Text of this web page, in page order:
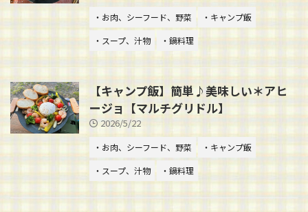
・お肉、シーフード、野菜
・キャンプ飯
・スープ、汁物
・鍋料理
【キャンプ飯】簡単♪美味しい＊アヒ
ージョ【マルチグリドル】
2026/5/22
・お肉、シーフード、野菜
・キャンプ飯
・スープ、汁物
・鍋料理